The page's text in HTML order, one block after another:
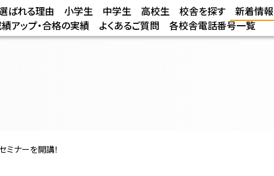
ばれる理由 小学生 中学生 高校生 校舎を探す 新着情報
アップ・合格の実績
よくあるご質問 各校舎電話番号一覧
ミナーを開講！